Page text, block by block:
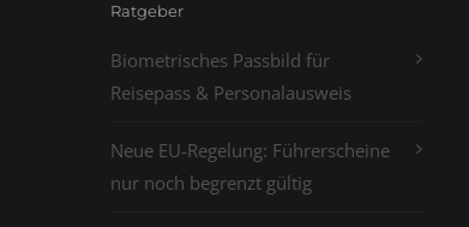
Ratgeber
Biometrisches Passbild für
Reisepass & Personalausweis
Neue EU-Regelung: Führerscheine
nur noch begrenzt gültig